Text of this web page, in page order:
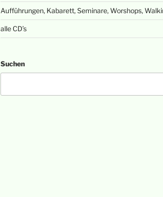
Aufführungen, Kabarett, Seminare, Worshops,
alle CD’s
Suchen